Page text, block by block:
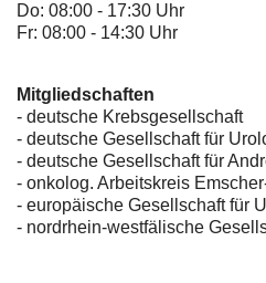
Do: 08:00 - 17:30 Uhr
Fr: 08:00 - 14:30 Uhr
Mitgliedschaften
- deutsche Krebsgesellschaft
- deutsche Gesellschaft für
- deutsche Gesellschaft für
- onkolog. Arbeitskreis
- europäische Gesellschaft für
- nordrhein-westfälische